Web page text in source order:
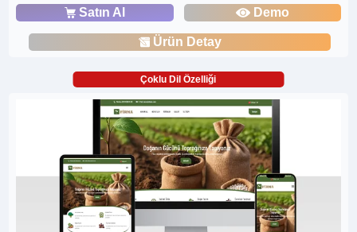
Satın Al Demo
Ürün Detay
Çoklu Dil Özelliği